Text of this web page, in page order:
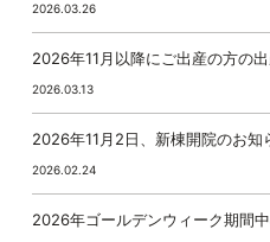
2026.03.26
2026年11月以降にご出産の方の
2026.03.13
2026年11月2日、新棟開院のお知
2026.02.24
2026年ゴールデンウィーク期間